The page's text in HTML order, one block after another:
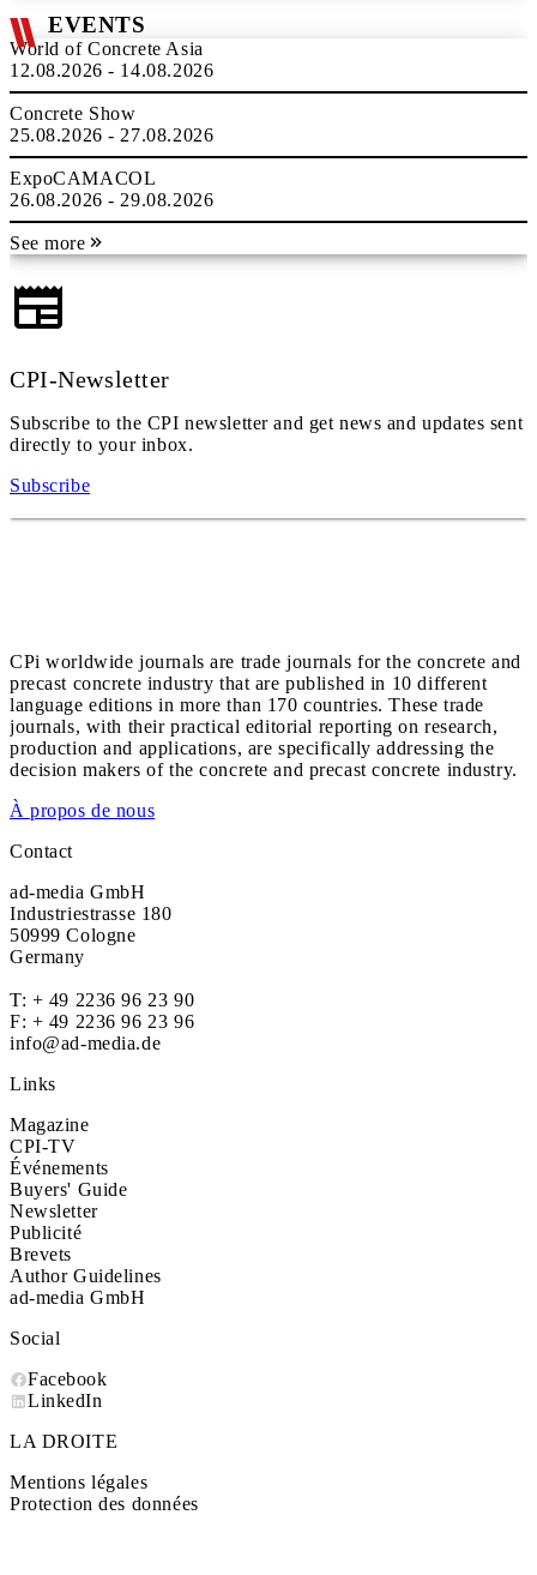
EVENTS
World of Concrete Asia
12.08.2026 - 14.08.2026
Concrete Show
25.08.2026 - 27.08.2026
ExpoCAMACOL
26.08.2026 - 29.08.2026
See more
CPI-Newsletter
Subscribe to the CPI newsletter and get news and updates sent
directly to your inbox.
Subscribe
CPi worldwide journals are trade journals for the concrete and
precast concrete industry that are published in 10 different
language editions in more than 170 countries. These trade
journals, with their practical editorial reporting on research,
production and applications, are specifically addressing the
decision makers of the concrete and precast concrete industry.
À propos de nous
Contact
ad-media GmbH
Industriestrasse 180
50999 Cologne
Germany
T: + 49 2236 96 23 90
F: + 49 2236 96 23 96
info@ad-media.de
Links
Magazine
CPI-TV
Événements
Buyers' Guide
Newsletter
Publicité
Brevets
Author Guidelines
ad-media GmbH
Social
Facebook
LinkedIn
LA DROITE
Mentions légales
Protection des données